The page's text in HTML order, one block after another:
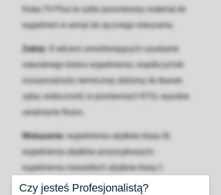
Ketac Fil Plus to szkło-jonomerowy materiał do
wypełnień w wersji do ręcznego mieszania.
Zalety:
8 odcieni umożliwiających uzyskanie
naturalnego koloru wypełnienia; współczynnik
rozszerzalności termicznej zbliżony do tkanek
zęba; widoczność w promieniach RTG; wysokie
uwalnianie fluoru.
Wskazania: wypełnienia ubytków klasy III;
wypełnienia ubytków przyszyjkowych;
wypełnienia niewielkich ubytków klasy I;
wypełnienia ubytków wszystkich klas w zębach
Czy jesteś Profesjonalistą?